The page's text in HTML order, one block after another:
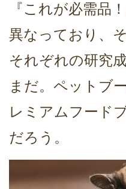
『これが必需品
異なっており、
それぞれの研究
まだ。ペットブ
レミアムフード
だろう。